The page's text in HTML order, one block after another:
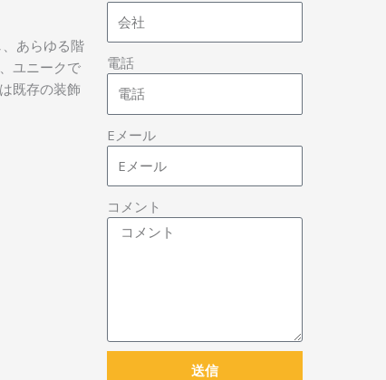
あらゆる階
ユニークで
既存の装飾
電話
Eメール
コメント
送信